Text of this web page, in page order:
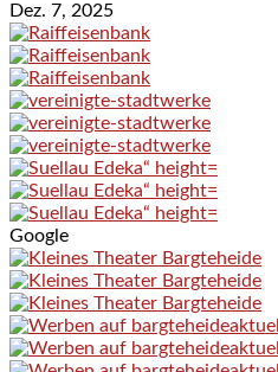
Dez. 7, 2025
Google